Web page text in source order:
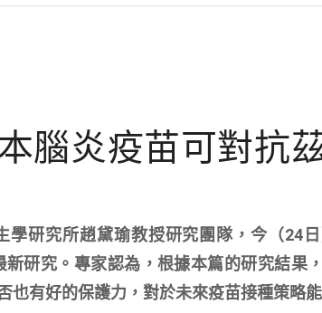
腦炎疫苗可對抗茲
研究所趙黛瑜教授研究團隊，今（24日
研究。專家認為，根據本篇的研究結果
也有好的保護力，對於未來疫苗接種策略